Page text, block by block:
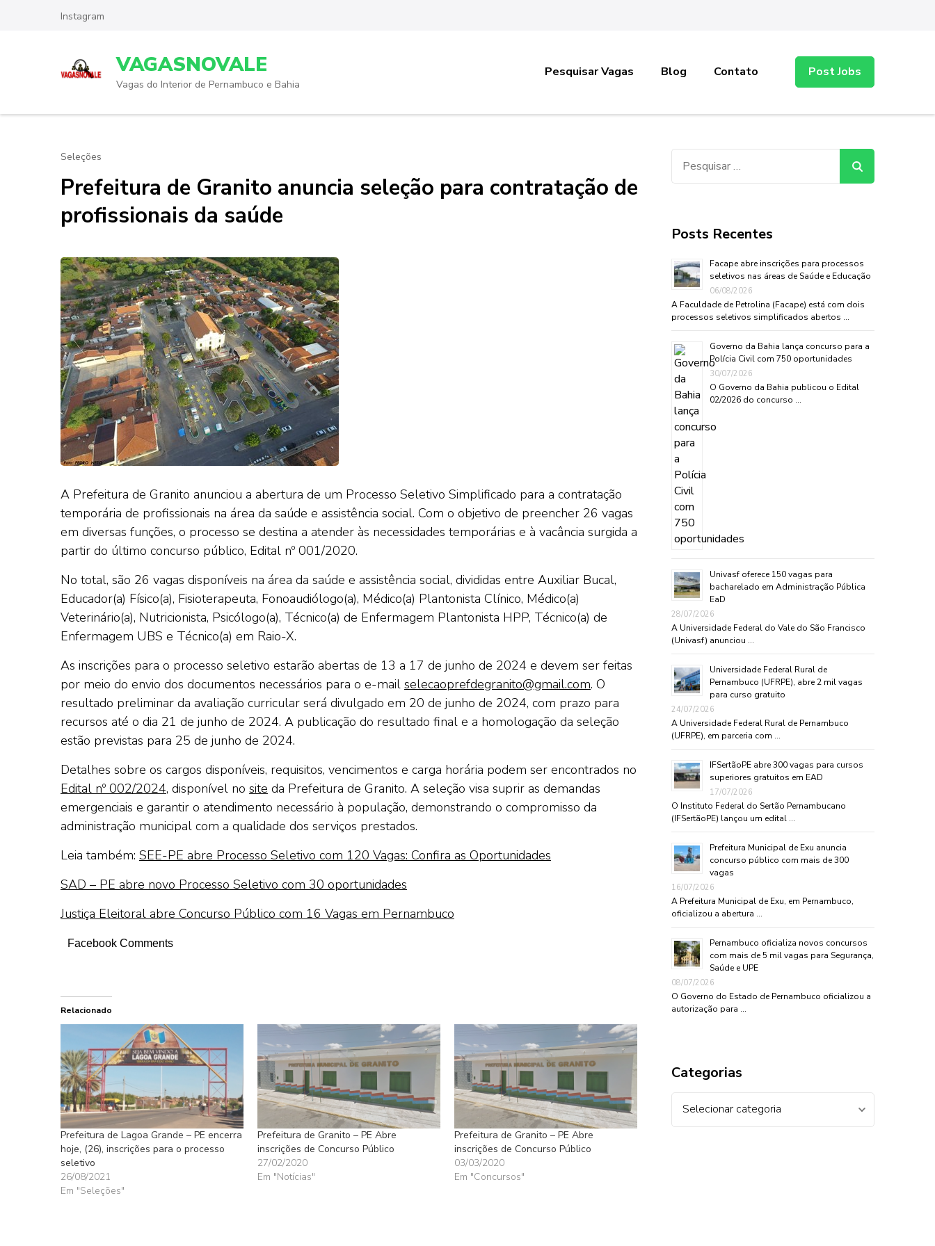
Instagram
VAGASNOVALE
Vagas do Interior de Pernambuco e Bahia
Pesquisar Vagas Blog Contato Post Jobs
Seleções
Prefeitura de Granito anuncia seleção para contratação de
profissionais da saúde
A Prefeitura de Granito anunciou a abertura de um Processo Seletivo Simplificado para a contratação
temporária de profissionais na área da saúde e assistência social. Com o objetivo de preencher 26 vagas
em diversas funções, o processo se destina a atender às necessidades temporárias e à vacância surgida a
partir do último concurso público, Edital nº 001/2020.
No total, são 26 vagas disponíveis na área da saúde e assistência social, divididas entre Auxiliar Bucal,
Educador(a) Físico(a), Fisioterapeuta, Fonoaudiólogo(a), Médico(a) Plantonista Clínico, Médico(a)
Veterinário(a), Nutricionista, Psicólogo(a), Técnico(a) de Enfermagem Plantonista HPP, Técnico(a) de
Enfermagem UBS e Técnico(a) em Raio-X.
As inscrições para o processo seletivo estarão abertas de 13 a 17 de junho de 2024 e devem ser feitas
por meio do envio dos documentos necessários para o e-mail selecaoprefdegranito@gmail.com. O
resultado preliminar da avaliação curricular será divulgado em 20 de junho de 2024, com prazo para
recursos até o dia 21 de junho de 2024. A publicação do resultado final e a homologação da seleção
estão previstas para 25 de junho de 2024.
Detalhes sobre os cargos disponíveis, requisitos, vencimentos e carga horária podem ser encontrados no
Edital nº 002/2024, disponível no site da Prefeitura de Granito. A seleção visa suprir as demandas
emergenciais e garantir o atendimento necessário à população, demonstrando o compromisso da
administração municipal com a qualidade dos serviços prestados.
Leia também: SEE-PE abre Processo Seletivo com 120 Vagas: Confira as Oportunidades
SAD – PE abre novo Processo Seletivo com 30 oportunidades
Justiça Eleitoral abre Concurso Público com 16 Vagas em Pernambuco
Facebook Comments
Relacionado
Prefeitura de Lagoa Grande – PE encerra
hoje, (26), inscrições para o processo
seletivo
26/08/2021
Em "Seleções"
Prefeitura de Granito – PE Abre
inscrições de Concurso Público
27/02/2020
Em "Notícias"
Prefeitura de Granito – PE Abre
inscrições de Concurso Público
03/03/2020
Em "Concursos"
Posts Recentes
Facape abre inscrições para processos
seletivos nas áreas de Saúde e Educação
06/08/2026
A Faculdade de Petrolina (Facape) está com dois
processos seletivos simplificados abertos …
Governo da Bahia lança concurso para a
Polícia Civil com 750 oportunidades
30/07/2026
O Governo da Bahia publicou o Edital
02/2026 do concurso …
Univasf oferece 150 vagas para
bacharelado em Administração Pública
EaD
28/07/2026
A Universidade Federal do Vale do São Francisco
(Univasf) anunciou …
Universidade Federal Rural de
Pernambuco (UFRPE), abre 2 mil vagas
para curso gratuito
24/07/2026
A Universidade Federal Rural de Pernambuco
(UFRPE), em parceria com …
IFSertãoPE abre 300 vagas para cursos
superiores gratuitos em EAD
17/07/2026
O Instituto Federal do Sertão Pernambucano
(IFSertãoPE) lançou um edital …
Prefeitura Municipal de Exu anuncia
concurso público com mais de 300
vagas
16/07/2026
A Prefeitura Municipal de Exu, em Pernambuco,
oficializou a abertura …
Pernambuco oficializa novos concursos
com mais de 5 mil vagas para Segurança,
Saúde e UPE
08/07/2026
O Governo do Estado de Pernambuco oficializou a
autorização para …
Categorias
Categorias